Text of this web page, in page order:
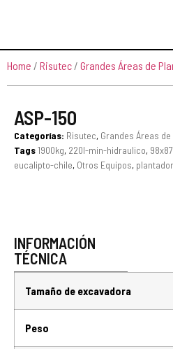
Home / Risutec / Grandes Áreas de
ASP-150
Categorías: Risutec, Grandes Áreas
Tags1900kg, 220l-min-hidraulico,
eucalipto-chile, Otros Equipos,
INFORMACIÓN
TÉCNICA
Tamaño de excavadora
Peso